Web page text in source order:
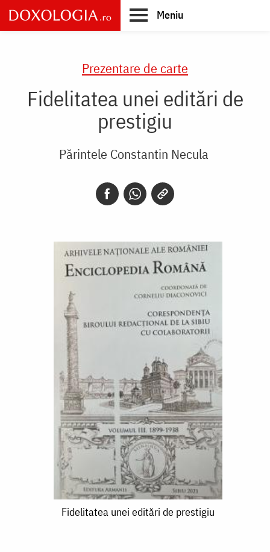
Skip
to
main
Meniu
Prezentare de carte
Fidelitatea unei editări de
prestigiu
Părintele Constantin Necula
FidelitateaFidelitatea unei editări de prestigiu